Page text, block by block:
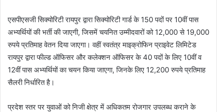
एसपीएसजी सिक्योरिटी रायपुर द्वारा सिक्योरिटी गार्ड के 150 पदों पर 10वीं पास
अभ्यर्थियों की भर्ती की जाएगी, जिसमें चयनित उम्मीदवारों को 12,000 से 19,000
रुपये प्रतिमाह वेतन दिया जाएगा। वहीं स्वतंत्र माइक्रोफिन प्राइवेट लिमिटेड
रायपुर द्वारा फील्ड ऑफिसर और कलेक्शन ऑफिसर के 40 पदों के लिए 10वीं व
12वीं पास अभ्यर्थियों का चयन किया जाएगा, जिनके लिए 12,200 रुपये प्रतिमाह
सैलरी निर्धारित है।
प्रदेश स्तर पर युवाओं को निजी क्षेत्र में अधिकतम रोजगार उपलब्ध कराने के